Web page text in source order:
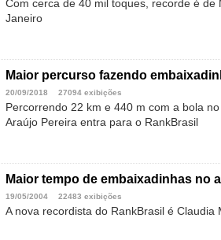
Com cerca de 40 mil toques, recorde é de
Janeiro
Maior percurso fazendo
20/09/2018 27094 exibições
Percorrendo 22 km e 440 m com a bola
Araújo Pereira entra para o RankBrasil
Maior tempo de embaixadinhas no
19/05/2004 22483 exibições
A nova recordista do RankBrasil é Claudia